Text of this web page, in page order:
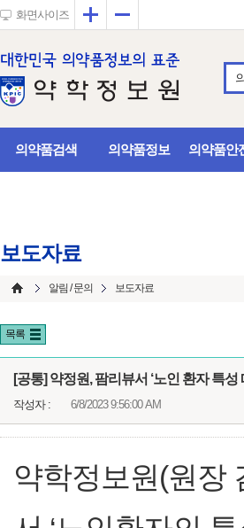
화면사이즈 확대
의약품검색 의약품정보 의약품안
보도자료
알림 / 문의 보도자료
목록
[공통] 약정원, 팜리뷰서 ‘노인 환자 특성
작성자 : 6/8/2023 9:56:00 AM
약학정보원(원장